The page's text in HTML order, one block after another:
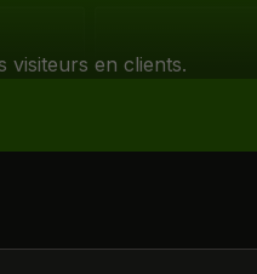
visiteurs en clients.